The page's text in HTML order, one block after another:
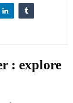
: explore